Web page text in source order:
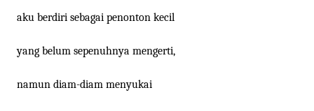
aku berdiri sebagai penonton kecil
yang belum sepenuhnya mengerti,
namun diam-diam menyukai